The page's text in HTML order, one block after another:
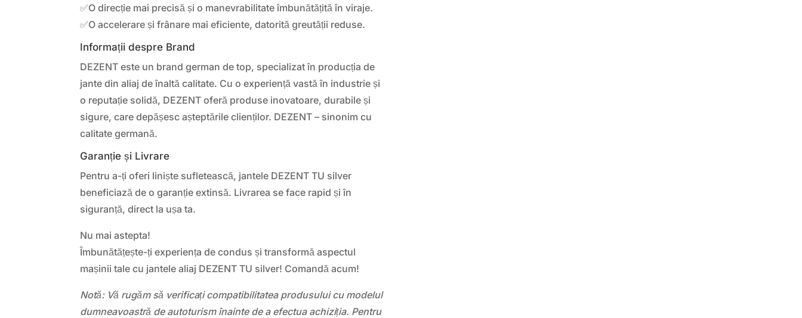
✅O direcție mai precisă și o manevrabilitate îmbunătățită în viraje.
✅O accelerare și frânare mai eficiente, datorită greutății reduse.
Informații despre Brand
DEZENT este un brand german de top, specializat în producția de
jante din aliaj de înaltă calitate. Cu o experiență vastă în industrie și
o reputație solidă, DEZENT oferă produse inovatoare, durabile și
sigure, care depășesc așteptările clienților. DEZENT – sinonim cu
calitate germană.
Garanție și Livrare
Pentru a-ți oferi liniște sufletească, jantele DEZENT TU silver
beneficiază de o garanție extinsă. Livrarea se face rapid și în
siguranță, direct la ușa ta.
Nu mai astepta!
Îmbunătățește-ți experiența de condus și transformă aspectul
mașinii tale cu jantele aliaj DEZENT TU silver! Comandă acum!
Notă: Vă rugăm să verificați compatibilitatea produsului cu modelul
dumneavoastră de autoturism înainte de a efectua achiziția. Pentru